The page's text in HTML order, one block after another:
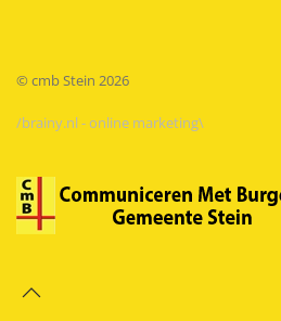
© cmb Stein 2026
/brainy.nl - online marketing\